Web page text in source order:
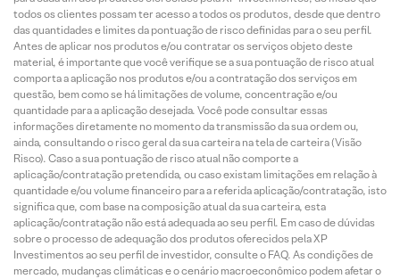
todos os clientes possam ter acesso a todos os produtos, desde que dentro
das quantidades e limites da pontuação de risco definidas para o seu perfil.
Antes de aplicar nos produtos e/ou contratar os serviços objeto deste
material, é importante que você verifique se a sua pontuação de risco atual
comporta a aplicação nos produtos e/ou a contratação dos serviços em
questão, bem como se há limitações de volume, concentração e/ou
quantidade para a aplicação desejada. Você pode consultar essas
informações diretamente no momento da transmissão da sua ordem ou,
ainda, consultando o risco geral da sua carteira na tela de carteira (Visão
Risco). Caso a sua pontuação de risco atual não comporte a
aplicação/contratação pretendida, ou caso existam limitações em relação à
quantidade e/ou volume financeiro para a referida aplicação/contratação, isto
significa que, com base na composição atual da sua carteira, esta
aplicação/contratação não está adequada ao seu perfil. Em caso de dúvidas
sobre o processo de adequação dos produtos oferecidos pela XP
Investimentos ao seu perfil de investidor, consulte o FAQ. As condições de
mercado, mudanças climáticas e o cenário macroeconômico podem afetar o